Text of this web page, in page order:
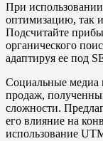
При
оптимизацию, так
Подсчитайте
органического
адаптируя ее под
Социальные медиа
продаж,
сложности.
его влияние на
использование